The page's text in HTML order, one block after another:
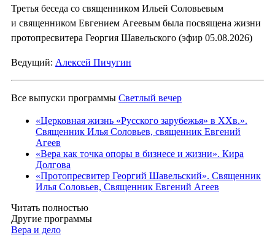
Третья беседа со священником Ильей Соловьевым
и священником Евгением Агеевым была посвящена жизни
протопресвитера Георгия Шавельского (эфир 05.08.2026)
Ведущий: Алексей Пичугин
Все выпуски программы Светлый вечер
«Церковная жизнь «Русского зарубежья» в ХХв.».
Священник Илья Соловьев, священник Евгений
Агеев
«Вера как точка опоры в бизнесе и жизни». Кира
Долгова
«Протопресвитер Георгий Шавельский». Священник
Илья Соловьев, Священник Евгений Агеев
Читать полностью
Другие программы
Вера и дело